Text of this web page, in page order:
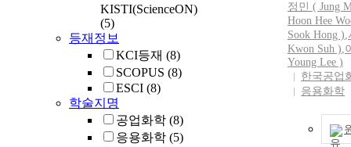
KISTI(ScienceON)
(5)
등재정보
KCI등재 (8)
SCOPUS (8)
ESCI (8)
학술지명
공업화학 (8)
응용화학 (5)
정민 ( Jung
Hoon Hee
Sook Hong ),
Kwon Suh ),
Young Lee )
한국공업
응용화학